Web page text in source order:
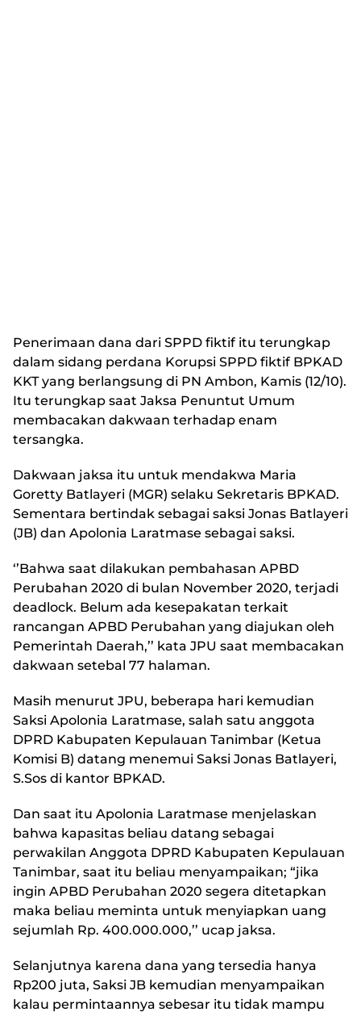
Penerimaan dana dari SPPD fiktif itu terungkap
dalam sidang perdana Korupsi SPPD fiktif BPKAD
KKT yang berlangsung di PN Ambon, Kamis (12/10).
Itu terungkap saat Jaksa Penuntut Umum
membacakan dakwaan terhadap enam
tersangka.
Dakwaan jaksa itu untuk mendakwa Maria
Goretty Batlayeri (MGR) selaku Sekretaris BPKAD.
Sementara bertindak sebagai saksi Jonas Batlayeri
(JB) dan Apolonia Laratmase sebagai saksi.
‘’Bahwa saat dilakukan pembahasan APBD
Perubahan 2020 di bulan November 2020, terjadi
deadlock. Belum ada kesepakatan terkait
rancangan APBD Perubahan yang diajukan oleh
Pemerintah Daerah,’’ kata JPU saat membacakan
dakwaan setebal 77 halaman.
Masih menurut JPU, beberapa hari kemudian
Saksi Apolonia Laratmase, salah satu anggota
DPRD Kabupaten Kepulauan Tanimbar (Ketua
Komisi B) datang menemui Saksi Jonas Batlayeri,
S.Sos di kantor BPKAD.
Dan saat itu Apolonia Laratmase menjelaskan
bahwa kapasitas beliau datang sebagai
perwakilan Anggota DPRD Kabupaten Kepulauan
Tanimbar, saat itu beliau menyampaikan; “jika
ingin APBD Perubahan 2020 segera ditetapkan
maka beliau meminta untuk menyiapkan uang
sejumlah Rp. 400.000.000,’’ ucap jaksa.
Selanjutnya karena dana yang tersedia hanya
Rp200 juta, Saksi JB kemudian menyampaikan
kalau permintaannya sebesar itu tidak mampu